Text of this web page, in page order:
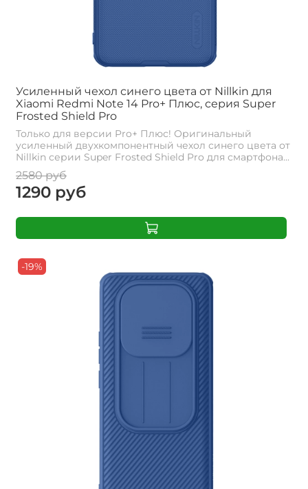
Усиленный чехол синего цвета от Nillkin для
Xiaomi Redmi Note 14 Pro+ Плюс, серия Super
Frosted Shield Pro
Только для версии Pro+ Плюс! Оригинальный
усиленный двухкомпонентный чехол синего цвета от
Nillkin серии Super Frosted Shield Pro для смартфона...
2580 руб
1290 руб
-19%